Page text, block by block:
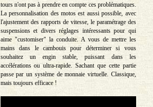
tours n'ont pas à prendre en compte ces problématiques.
La personnalisation des motos est aussi possible, avec
l'ajustement des rapports de vitesse, le paramétrage des
suspensions et divers réglages intéressants pour qui
aime "customiser" la conduite. A vous de mettre les
mains dans le cambouis pour déterminer si vous
souhaitez un engin stable, puissant dans les
accélérations ou ultra-rapide. Sachant que cette partie
passe par un système de monnaie virtuelle. Classique,
mais toujours efficace !